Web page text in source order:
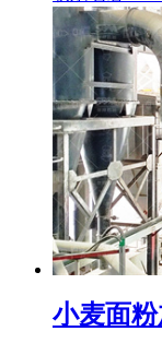
小麦面